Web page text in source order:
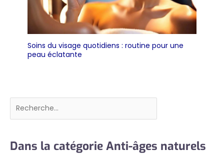
Soins du visage quotidiens : routine pour une
peau éclatante
Rechercher
Dans la catégorie Anti-âges naturels